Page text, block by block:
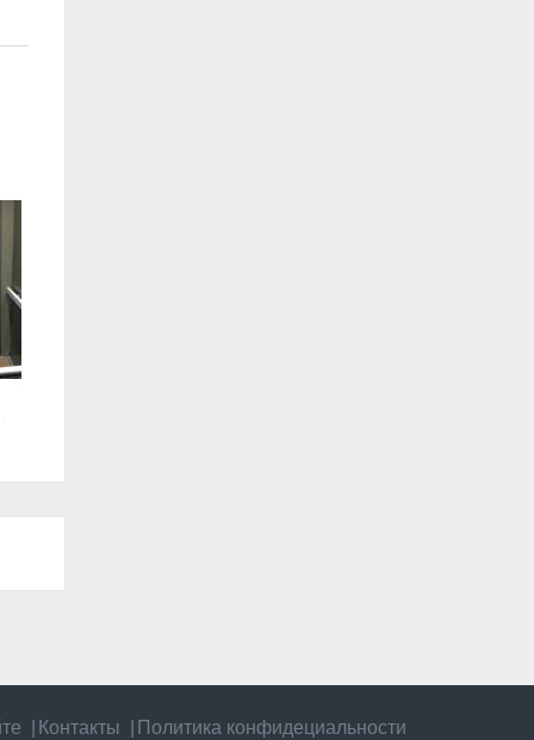
Контакты Политика конфидециальности